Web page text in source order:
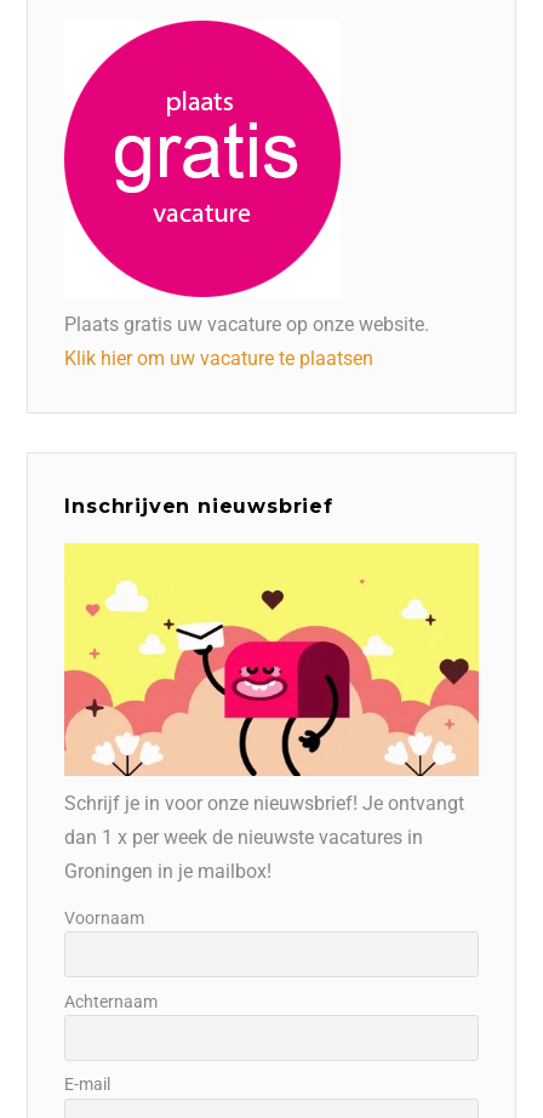
Plaats gratis uw vacature op onze website.
Klik hier om uw vacature te plaatsen
Inschrijven nieuwsbrief
Schrijf je in voor onze nieuwsbrief! Je ontvangt
dan 1 x per week de nieuwste vacatures in
Groningen in je mailbox!
Voornaam
Achternaam
E-mail